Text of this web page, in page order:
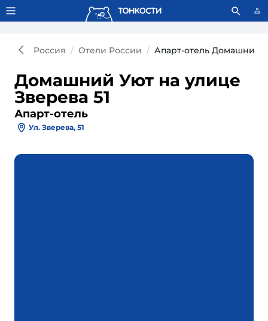
Тонкости используют сookie-файлы. Что это значит?
Россия Отели России Апарт-отель Домашний
Домашний Уют на улице
Зверева 51
Апарт-отель
Ул. Зверева, 51